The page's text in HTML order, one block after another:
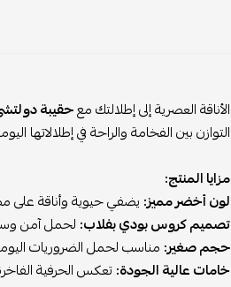
الأناقة العصرية إلى إطلالتك معحقيبة
التوازن بين الفخامة والراحة في إطلالاتها
مزايا المنتج:
لون أخضر مميز: يضفي حيوية وأناقة على
تصميم كروس بودي بفلاب: لحمل آمن
حجم صغير: مناسب لحمل الضروريات
خامات عالية الجودة:تعكس الحرفية